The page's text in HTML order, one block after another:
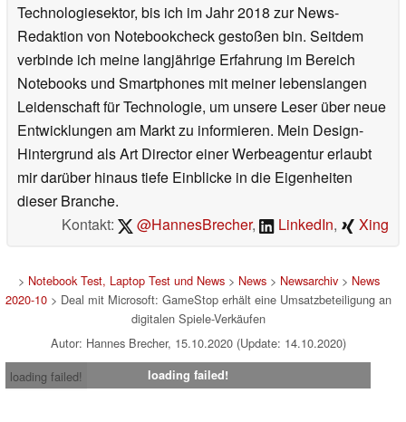
Technologiesektor, bis ich im Jahr 2018 zur News-
Redaktion von Notebookcheck gestoßen bin. Seitdem
verbinde ich meine langjährige Erfahrung im Bereich
Notebooks und Smartphones mit meiner lebenslangen
Leidenschaft für Technologie, um unsere Leser über neue
Entwicklungen am Markt zu informieren. Mein Design-
Hintergrund als Art Director einer Werbeagentur erlaubt
mir darüber hinaus tiefe Einblicke in die Eigenheiten
dieser Branche.
Kontakt:
@HannesBrecher, LinkedIn, Xing
> Notebook Test, Laptop Test und News> News> Newsarchiv> News
2020-10 > Deal mit Microsoft: GameStop erhält eine Umsatzbeteiligung an
digitalen Spiele-Verkäufen
Autor: Hannes Brecher, 15.10.2020 (Update: 14.10.2020)
loading failed!
loading failed!